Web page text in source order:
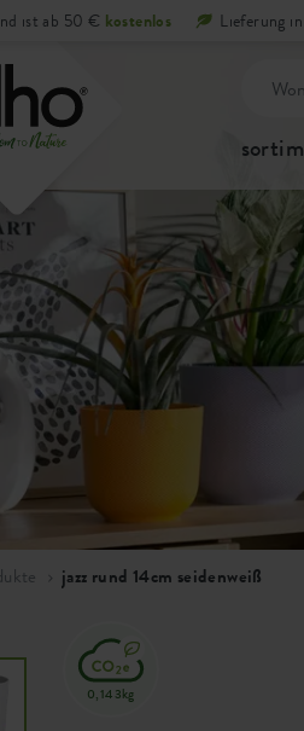
ist ab 50 € kostenlos Lieferung
jazz rund 14cm seidenweiß
0,143kg